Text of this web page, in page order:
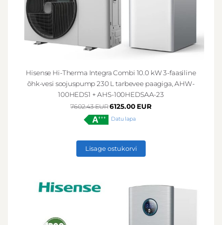
Hisense Hi-Therma Integra Combi 10.0 kW 3-faasiline
õhk-vesi soojuspump 230 L tarbevee paagiga, AHW-
100HEDS1 + AHS-100HEDSAA-23
7602.43 EUR6125.00 EUR
Datu lapa
Lisage ostukorvi